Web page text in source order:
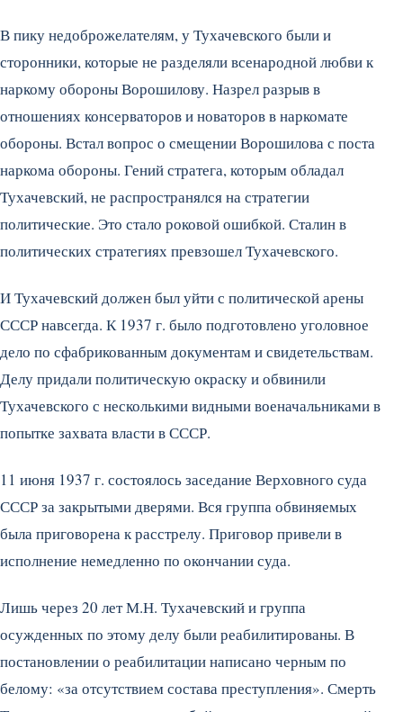
В пику недоброжелателям, у Тухачевского были и
сторонники, которые не разделяли всенародной любви к
наркому обороны Ворошилову. Назрел разрыв в
отношениях консерваторов и новаторов в наркомате
обороны. Встал вопрос о смещении Ворошилова с поста
наркома обороны. Гений стратега, которым обладал
Тухачевский, не распространялся на стратегии
политические. Это стало роковой ошибкой. Сталин в
политических стратегиях превзошел Тухачевского.
И Тухачевский должен был уйти с политической арены
СССР навсегда. К 1937 г. было подготовлено уголовное
дело по сфабрикованным документам и свидетельствам.
Делу придали политическую окраску и обвинили
Тухачевского с несколькими видными военачальниками в
попытке захвата власти в СССР.
11 июня 1937 г. состоялось заседание Верховного суда
СССР за закрытыми дверями. Вся группа обвиняемых
была приговорена к расстрелу. Приговор привели в
исполнение немедленно по окончании суда.
Лишь через 20 лет М.Н. Тухачевский и группа
осужденных по этому делу были реабилитированы. В
постановлении о реабилитации написано черным по
белому: «за отсутствием состава преступления». Смерть